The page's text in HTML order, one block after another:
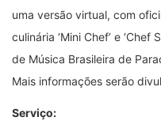
uma versão virtual, com
culinária ‘Mini Chef’ e ‘Chef
de Música Brasileira de
Mais informações serão
Serviço: